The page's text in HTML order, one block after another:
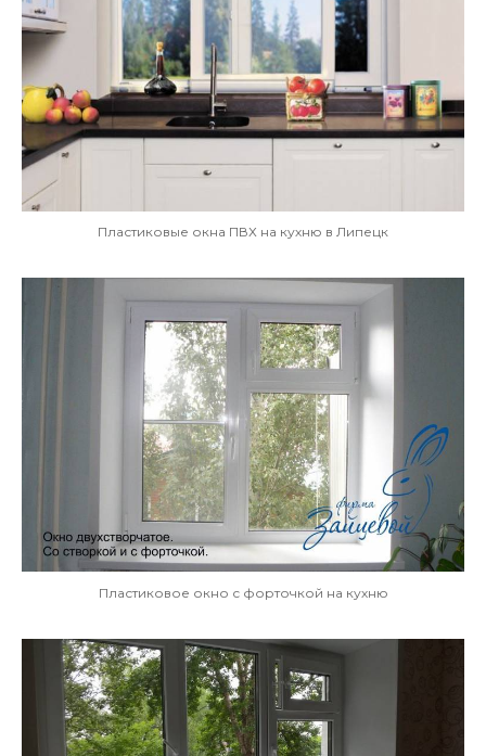
Пластиковые окна ПВХ на кухню в Липецк
Пластиковое окно с форточкой на кухню